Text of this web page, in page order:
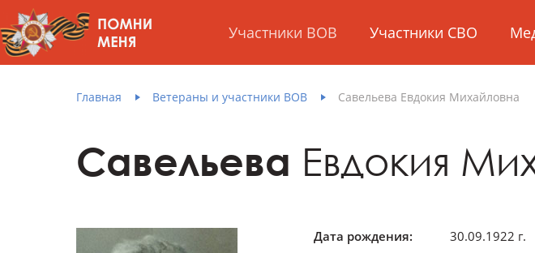
Участники ВОВ Участники СВО
Главная Ветераны и участники ВОВ Cавельева Евдокия Михайловна
Cавельева Евдокия
Дата рождения:
30.09.1922 г.